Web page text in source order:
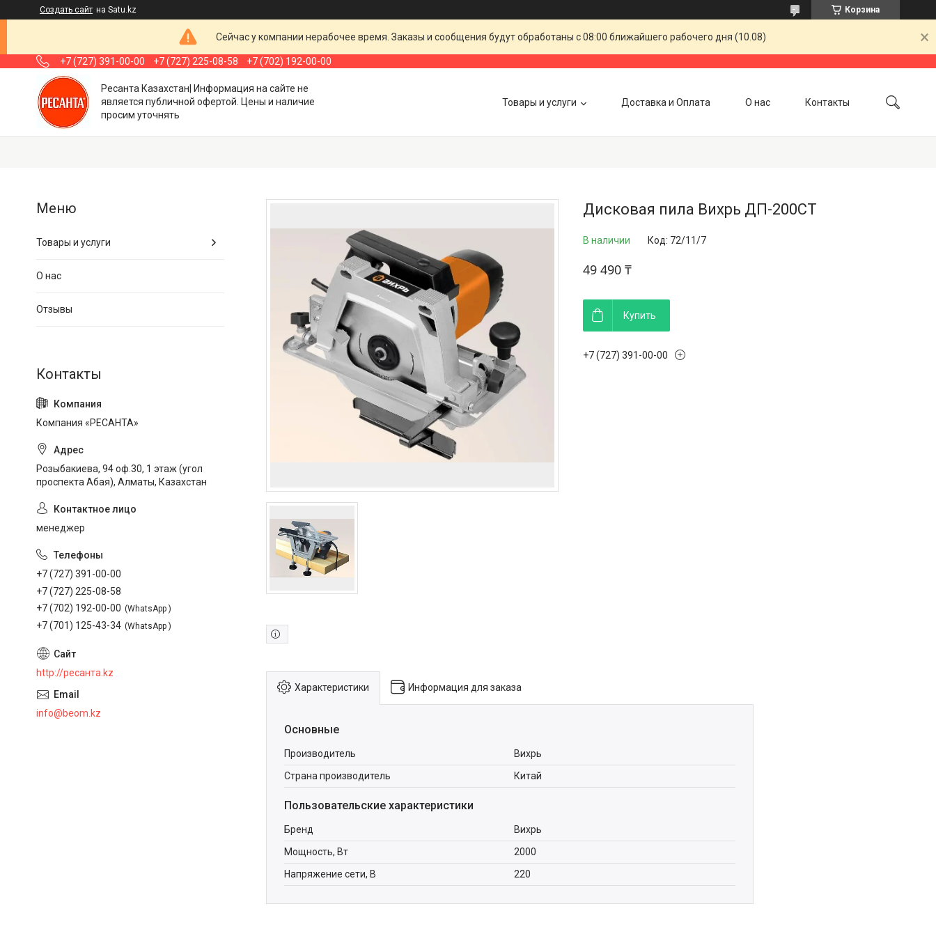
Создать сайт на Satu.kz Корзина
Сейчас у компании нерабочее время. Заказы и сообщения будут обработаны с 08:00 ближайшего рабочего дня (10.08)
+7 (727) 391-00-00 +7 (727) 225-08-58 +7 (702) 192-00-00
Ресанта Казахстан| Информация на сайте не
является публичной офертой. Цены и наличие
просим уточнять
Товары и услуги Доставка и Оплата О нас Контакты
Дисковая пила Вихрь ДП-200СТ
В наличии Код: 72/11/7
49 490 ₸
Купить
+7 (727) 391-00-00
Характеристики Информация для заказа
Основные
Производитель
Вихрь
Страна производитель
Китай
Пользовательские характеристики
Бренд
Вихрь
Мощность, Вт
2000
Напряжение сети, В
220
Товары и услуги
О нас
Отзывы
Компания «РЕСАНТА»
Розыбакиева, 94 оф.30, 1 этаж (угол
проспекта Абая), Алматы, Казахстан
менеджер
+7 (727) 391-00-00
+7 (727) 225-08-58
+7 (702) 192-00-00
WhatsApp
+7 (701) 125-43-34 WhatsApp
http://ресанта.kz
info@beom.kz